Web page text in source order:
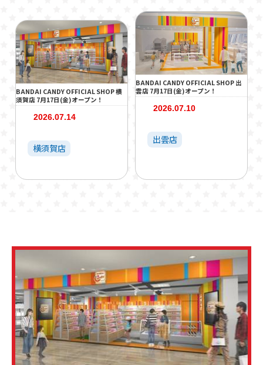
BANDAI CANDY OFFICIAL SHOP 横
須賀店 7月17日(金)オープン！
2026.07.14
横須賀店
BANDAI CANDY OFFICIAL SHOP 出
雲店 7月17日(金)オープン！
2026.07.10
出雲店